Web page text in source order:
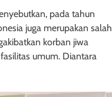
pada tahun
juga merupakan salah
korban jiwa
umum. Diantara